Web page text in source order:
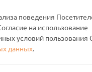
д. 26А, пом. 18
поведения
на использование
условий пользования
данных.